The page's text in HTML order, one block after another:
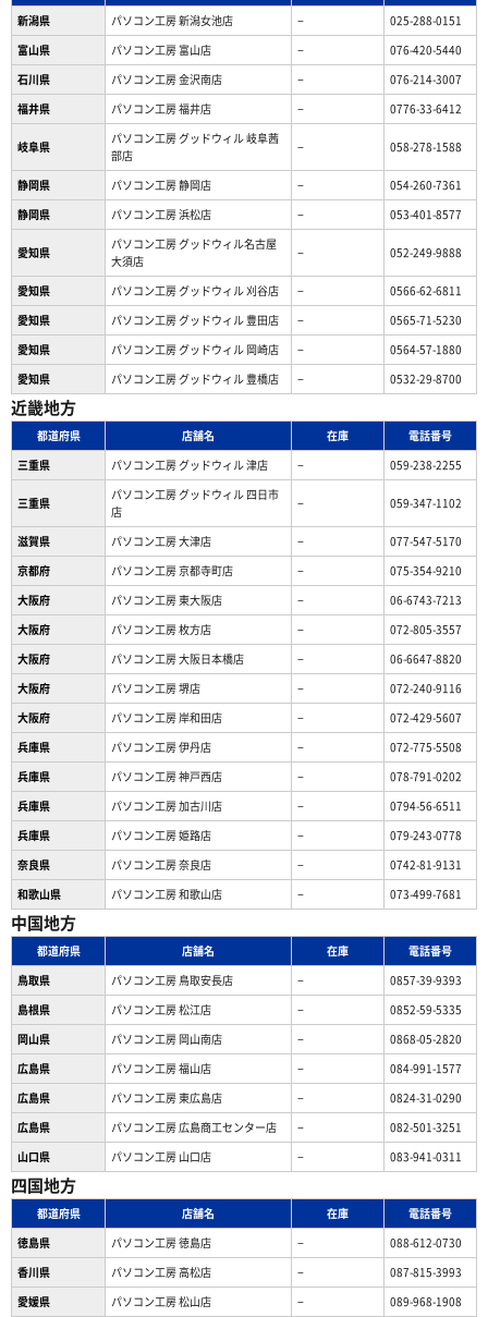
新潟県
パソコン工房 新潟女池店 −
025-288-0151
富山県
パソコン工房 富山店 −
076-420-5440
石川県
パソコン工房 金沢南店 −
076-214-3007
福井県
パソコン工房 福井店 − 0776-33-6412
岐阜県
パソコン工房 グッドウィル 岐阜茜
部店
− 058-278-1588
静岡県 パソコン工房 静岡店 −
054-260-7361
静岡県
パソコン工房 浜松店 − 053-401-8577
愛知県
パソコン工房 グッドウィル名古屋
大須店
− 052-249-9888
愛知県 パソコン工房 グッドウィル 刈谷店 −
0566-62-6811
愛知県
パソコン工房 グッドウィル 豊田店 −
0565-71-5230
愛知県
パソコン工房 グッドウィル 岡崎店 −
0564-57-1880
愛知県
パソコン工房 グッドウィル 豊橋店 − 0532-29-8700
近畿地方
都道府県 店舗名 在庫
電話番号
三重県
パソコン工房 グッドウィル 津店 − 059-238-2255
三重県
パソコン工房 グッドウィル 四日市
店
− 059-347-1102
滋賀県 パソコン工房 大津店 −
077-547-5170
京都府
パソコン工房 京都寺町店 −
075-354-9210
大阪府
パソコン工房 東大阪店 −
06-6743-7213
大阪府
パソコン工房 枚方店 −
072-805-3557
大阪府
パソコン工房 大阪日本橋店 −
06-6647-8820
大阪府
パソコン工房 堺店 −
072-240-9116
大阪府
パソコン工房 岸和田店 −
072-429-5607
兵庫県
パソコン工房 伊丹店 −
072-775-5508
兵庫県
パソコン工房 神戸西店 −
078-791-0202
兵庫県
パソコン工房 加古川店 −
0794-56-6511
兵庫県
パソコン工房 姫路店 −
079-243-0778
奈良県
パソコン工房 奈良店 −
0742-81-9131
和歌山県
パソコン工房 和歌山店 − 073-499-7681
中国地方
都道府県 店舗名 在庫
電話番号
鳥取県
パソコン工房 鳥取安長店 −
0857-39-9393
島根県
パソコン工房 松江店 −
0852-59-5335
岡山県
パソコン工房 岡山南店 −
0868-05-2820
広島県
パソコン工房 福山店 −
084-991-1577
広島県
パソコン工房 東広島店 −
0824-31-0290
広島県
パソコン工房 広島商工センター店 −
082-501-3251
山口県
パソコン工房 山口店 − 083-941-0311
四国地方
都道府県 店舗名 在庫
電話番号
徳島県
パソコン工房 徳島店 −
088-612-0730
香川県
パソコン工房 高松店 −
087-815-3993
愛媛県
パソコン工房 松山店 − 089-968-1908